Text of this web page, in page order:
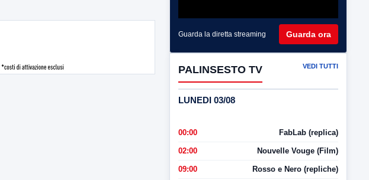
Guarda la diretta streaming Guarda ora
PALINSESTO TV VEDI TUTTI
LUNEDI 03/08
00:00 FabLab (replica)
02:00 Nouvelle Vouge (Film)
09:00 Rosso e Nero (repliche)